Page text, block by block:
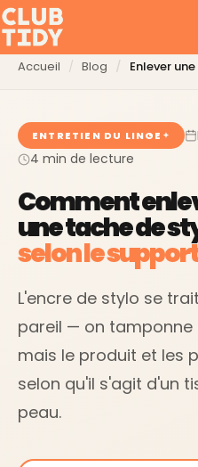
Accueil Blog Enlever
ENTRETIEN DU LINGE
4 min de lecture
Comment
une tache de
selon le support
L'encre de stylo se
pareil — on
mais le produit et les
selon qu'il s'agit d'un
peau.